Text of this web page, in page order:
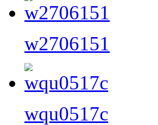
w2706151
wqu0517c